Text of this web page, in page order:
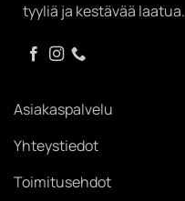
tyyliä ja kestävää laatua.
Asiakaspalvelu
Yhteystiedot
Toimitusehdot